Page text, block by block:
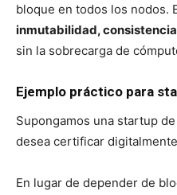
bloque en todos los nodos.
inmutabilidad,
sin la sobrecarga de
Ejemplo práctico para
Supongamos una startup
desea certificar
En lugar de depender de